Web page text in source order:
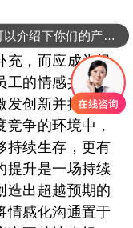
充，而应成为组
工的情感共鸣，
发创新并推动生
争的环境中，
持续生存，更有
提升是一场持续
造出超越预期的
情感化沟通置于
可以介绍下你们的产品么